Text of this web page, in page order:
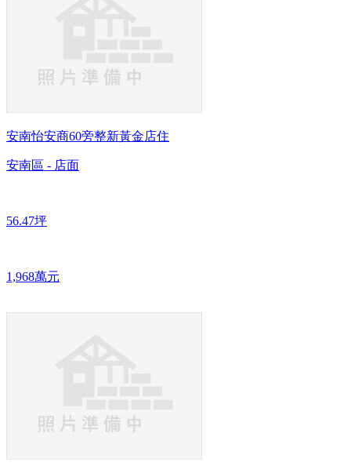
安南怡安商60旁整新黃金店住
安南區 - 店面
56.47坪
1,968萬元